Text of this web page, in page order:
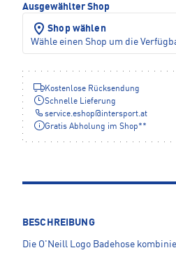
Ausgewählter Shop
Shop wählen
Wähle einen Shop um die
Kostenlose Rücksendung
Schnelle Lieferung
service.eshop@intersport.at
Gratis Abholung im Shop**
BESCHREIBUNG
Die O'Neill Logo Badehose